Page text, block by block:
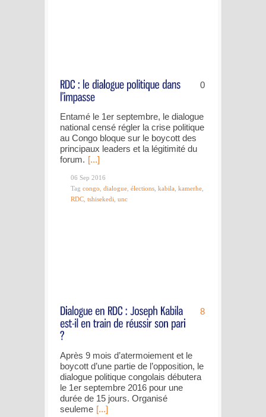
0
Entamé le 1er septembre, le dialogue
national censé régler la crise politique
au Congo bloque sur le boycott des
principaux leaders et la légitimité du
forum. [...]
06 Sep 2016
Tag congo dialogue élections kabila kamerhe
RDC tshisekedi unc
8
Après 9 mois d’atermoiement et le
boycott d’une partie de l’opposition, le
dialogue politique congolais débutera
le 1er septembre 2016 pour une
durée de 15 jours. Organisé
seuleme [...]